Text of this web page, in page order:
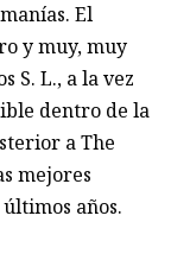
El
y muy, muy
S. L., a la vez
dentro de la
a The
mejores
años.